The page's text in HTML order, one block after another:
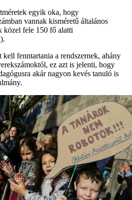
egyik oka, hogy
vannak kisméretű általános
közel fele 150 fő alatti
fenntartania a rendszernek, ahány
ez azt is jelenti, hogy
akár nagyon kevés tanuló is